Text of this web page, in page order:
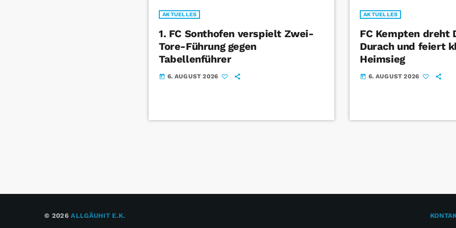
AKTUELLES
1. FC Sonthofen verspielt Zwei-
Tore-Führung gegen
Tabellenführer
today 6. AUGUST 2026
AKTUELLES
FC Kempten dreht
Durach und feiert
Heimsieg
today 6. AUGUST 2026
© 2026ALLGÄUHIT E.K.